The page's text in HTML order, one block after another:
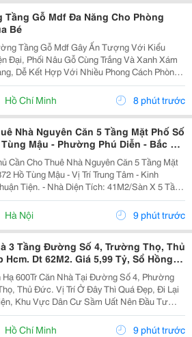
Tầng Gỗ Mdf Đa Năng Cho Phòng
Bé
Tầng Gỗ Mdf Gây Ấn Tượng Với Kiểu
Đại, Phối Nâu Gỗ Cùng Trắng Và Xanh Xám
Dễ Kết Hợp Với Nhiều Phong Cách Phòng
Kế Tận Dụng Tốt Chiều Cao, Giúp Khu Vực
Trẻ Em Trở Nên Gọn Gàng Mà Vẫn Đảm Bảo
Hồ Chí Minh 8 phút trước
Nhà Nguyên Căn 5 Tầng Mặt Phố Số
Mậu - Phường Phú Diễn - Bắc Từ
Cần Cho Thuê Nhà Nguyên Căn 5 Tầng Mặt
Hồ Tùng Mậu - Vị Trí Trung Tâm - Kinh
Tích: 41M2/Sàn X 5 Tầng
Mỗi Tầng 1 Sàn Thông,
- Đường Trước Nhà Rộng 50M,...
Hà Nội 9 phút trước
3 Tầng Đường Số 4, Trường Thọ, Thủ
Hcm. Dt 62M2. Giá 5,99 Tỷ, Sổ Hồng
Hạ 600Tr Căn Nhà Tại Đường Số 4, Phường
Thủ Đức. Vị Trí Ở Đây Thì Quá Đẹp, Đi Lại
Khu Vực Dân Cư Sầm Uất Nên Đầu Tư
Hay Giữ Tài Sản Đều Rất Ổn. Căn Nhà Nằm
Vành Đai 2, Vài Bước Là Ra Xa Lộ Hn,
Hồ Chí Minh 9 phút trước